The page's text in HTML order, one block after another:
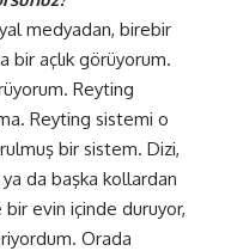
medyadan, birebir
bir açlık görüyorum.
Reyting
Reyting sistemi o
bir sistem. Dizi,
da başka kollardan
evin içinde duruyor,
Orada